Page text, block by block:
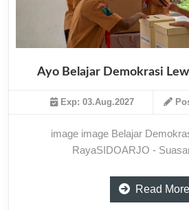
Ayo Belajar Demokrasi
Exp: 03.Aug.2027
image image Belajar
RayaSIDOARJO -
Read More